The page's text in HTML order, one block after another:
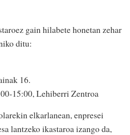
gain hilabete honetan zehar
ditu:
16.
15:00, Lehiberri Zentroa
elkarlanean, enpresei
lantzeko ikastaroa izango da,